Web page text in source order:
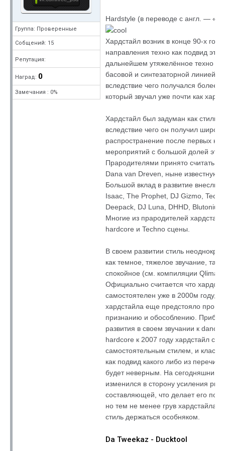
Группа: Проверенные
Собщений: 15
Репутация:
Наград: 0
Замечания : 0%
Hardstyle (в переводе с англ. —
Хардстайл возник в конце 90-х
направления техно как подвид
дальнейшем утяжелённое техно
басовой и синтезаторной линией
вследствие чего получался более
который звучал уже почти как
Хардстайл был задуман как стиль
вследствие чего он получил
распространение после первых
мероприятий с большой долей
Прародителями принято считать
Dana van Dreven, ныне известную
Большой вклад в развитие внесли
Isaac, The Prophet, DJ Gizmo,
Deepack, DJ Luna, DHHD,
Многие из прародителей
hardcore и Techno сцены.
В своем развитии стиль
как темное, тяжелое звучание, так
спокойное (см. компиляции Qlimax
Официально считается что
самостоятелен уже в 2000м году,
хардстайла еще предстояло
признанию и обособлению.
развития в своем звучании к
hardcore к 2007 году хардстайл
самостоятельным стилем, и
как подвид какого либо из
будет неверным. На сегодняшний
изменился в сторону усиления
составляющей, что делает его
но тем не менее грув хардстайла
стиль держаться особняком.
Da Tweekaz - Ducktool